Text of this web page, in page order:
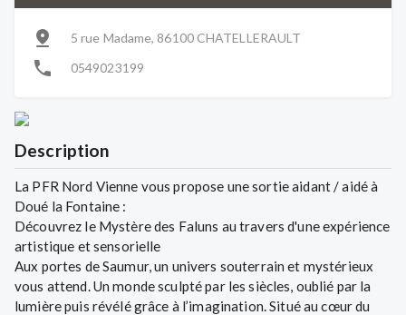
Description
La PFR Nord Vienne vous propose une sortie aidant / aidé à
Doué la Fontaine :
Découvrez le Mystère des Faluns au travers d'une expérience
artistique et sensorielle
Aux portes de Saumur, un univers souterrain et mystérieux
vous attend. Un monde sculpté par les siècles, oublié par la
lumière puis révélé grâce à l’imagination. Situé au cœur du
5 rue Madame, 86100 CHATELLERAULT
0549023199